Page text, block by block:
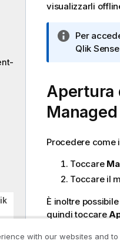
visualizzarli
N
o
i
n
f
r
a
t
c
a
Per
Qlik Sense
Apertura
Procedere come
Toccare
Toccare il
È inoltre
quindi toccare
with our websites and to